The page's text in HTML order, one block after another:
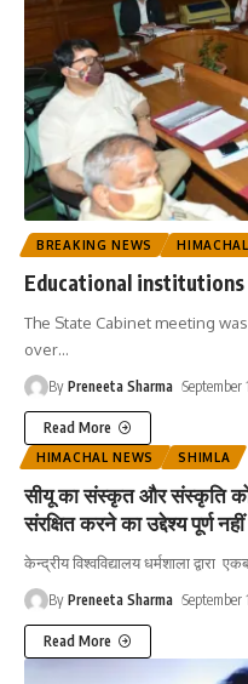
BREAKING NEWS
Educational institutions
The State Cabinet meeting
over…
By Preneeta Sharma September
Read More
HIMACHAL NEWS SHIMLA
सीयू का संस्कृत और संस्कृति को
संरक्षित करने का उद्देश्य पूर्ण
केन्द्रीय विश्वविद्यालय धर्मशाला द्वारा
By Preneeta Sharma September
Read More